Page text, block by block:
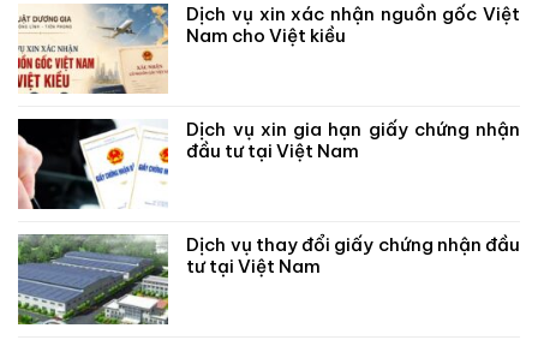
Dịch vụ xin xác nhận nguồn gốc Việt
Nam cho Việt kiều
Dịch vụ xin gia hạn giấy chứng nhận
đầu tư tại Việt Nam
Dịch vụ thay đổi giấy chứng nhận đầu
tư tại Việt Nam